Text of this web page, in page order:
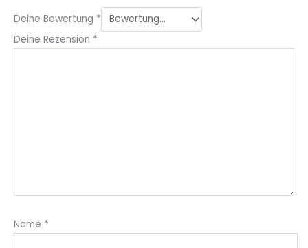
Deine Bewertung *
Deine Rezension *
Name *